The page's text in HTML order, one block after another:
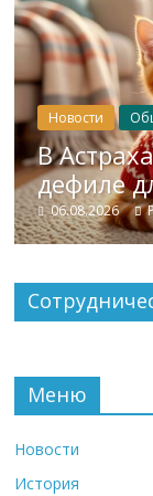
Новости
В
дефиле
06.08.2026
Меню
Новости
История